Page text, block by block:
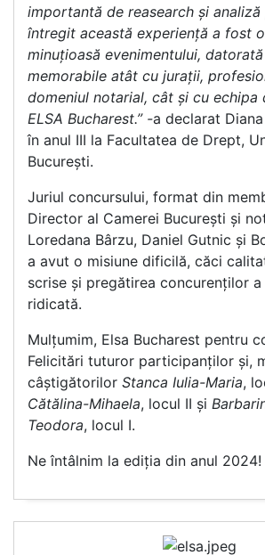
importantă de reasearch și
întregit această experiență a fost
minuțioasă evenimentului,
memorabile atât cu jurații,
domeniul notarial, cât și cu echipa
ELSA Bucharest.” -a declarat
în anul III la Facultatea de Drept,
București.
Juriul concursului, format din
Director al Camerei București și
Loredana Bârzu, Daniel Gutnic și
a avut o misiune dificilă, căci
scrise și pregătirea concurenților
ridicată.
Mulțumim, Elsa Bucharest pentru
Felicitări tuturor participanților și,
câștigătorilor Stanca Iulia-Maria,
Cătălina-Mihaela, locul II și
Teodora, locul I.
Ne întâlnim la ediția din anul 2024!